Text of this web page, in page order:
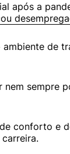
após a
de
sempre
conforto e